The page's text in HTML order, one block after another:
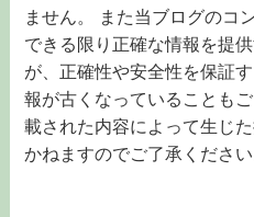
ません。 また当ブログのコ
できる限り正確な情報を提
が、正確性や安全性を保証
報が古くなっていることも
載された内容によって生じ
かねますのでご了承ください